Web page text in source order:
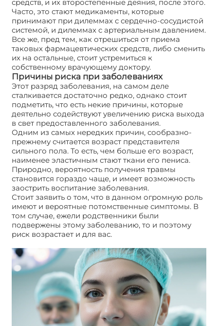
средств, и их второстепенные деяния, после этого.
Часто, это стают медикаменты, которые
принимают при дилеммах с сердечно-сосудистой
системой, и дилеммах с артериальным давлением.
Все же, пред тем, как отрешиться от приема
таковых фармацевтических средств, либо сменить
их на остальные, стоит устремиться к
собственному врачующему доктору.
Причины риска при заболеваниях
Этот разряд заболевания, на самом деле
сталкивается достаточно редко, однако стоит
подметить, что есть некие причины, которые
деятельно содействуют увеличению риска выхода
в свет предоставленного заболевания.
Одним из самых нередких причин, сообразно-
прежнему считается возраст представителя
сильного пола. То есть, чем больше его возраст,
наименее эластичным стают ткани его пениса.
Природно, вероятность получения травмы
становится гораздо чаще, и имеет возможность
заострить воспитание заболевания.
Стоит заявить о том, что в данном огромную роль
имеют и вероятные потомственные симптомы. В
том случае, ежели родственники были
подвержены этому заболеванию, то и поэтому
риск возрастает и для вас.